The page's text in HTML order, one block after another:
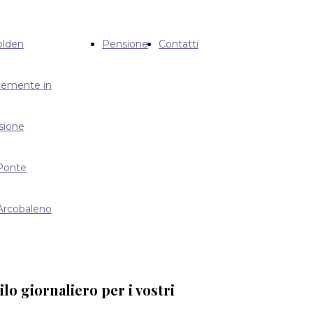
in
Pensione Contatti
giornaliero per i vostri